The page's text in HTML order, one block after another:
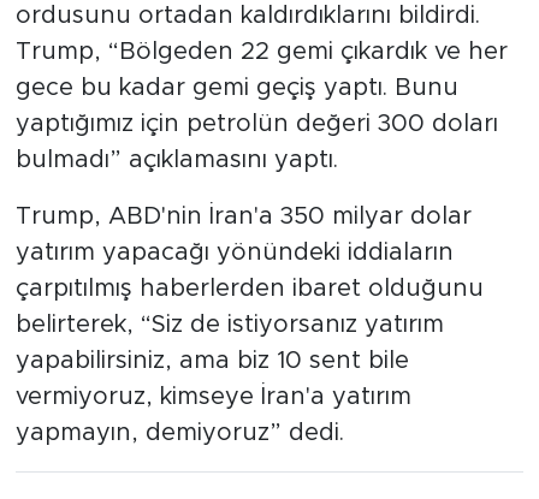
ordusunu ortadan kaldırdıklarını bildirdi.
Trump, “Bölgeden 22 gemi çıkardık ve her
gece bu kadar gemi geçiş yaptı. Bunu
yaptığımız için petrolün değeri 300 doları
bulmadı” açıklamasını yaptı.
Trump, ABD'nin İran'a 350 milyar dolar
yatırım yapacağı yönündeki iddiaların
çarpıtılmış haberlerden ibaret olduğunu
belirterek, “Siz de istiyorsanız yatırım
yapabilirsiniz, ama biz 10 sent bile
vermiyoruz, kimseye İran'a yatırım
yapmayın, demiyoruz” dedi.